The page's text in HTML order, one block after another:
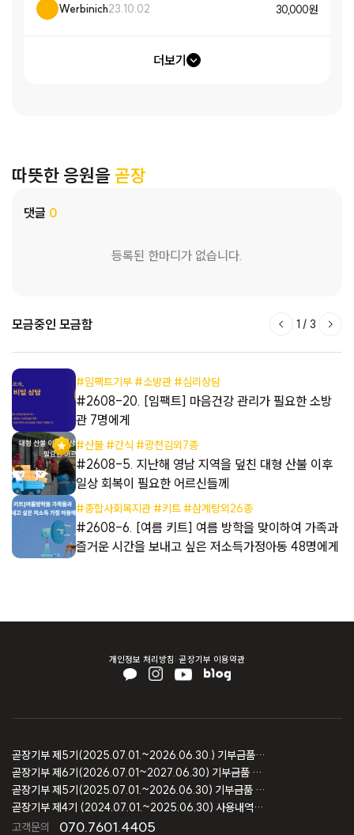
Werbinich23.10.02 30,000 원
더보기
따뜻한 응원을 곧장
댓글 0
등록된 한마디가 없습니다.
모금중인 모금함 1 / 3
#임팩트기부 #소방관 #심리상담
#2608-20. [임팩트] 마음건강 관리가 필요한 소방
관 7명에게
#산불 #간식 #광천김외7종
#2608-5. 지난해 영남 지역을 덮친 대형 산불 이후
일상 회복이 필요한 어르신들께
#종합사회복지관 #키트 #삼계탕외26종
#2608-6. [여름 키트] 여름 방학을 맞이하여 가족과
즐거운 시간을 보내고 싶은 저소득가정아동 48명에게
개인정보 처리방침 곧장기부 이용약관
고객문의 070.7601.4405
곧장기부 제5기(2025.07.01.~2026.06.30.) 기부금품 모집결과 보고
곧장기부 제6기(2026.07.01~2027.06.30) 기부금품 모집등록 보고
곧장기부 제5기(2025.07.01.~2026.06.30) 기부금품 모집등록 보고
곧장기부 제4기 (2024.07.01.~2025.06.30) 사용내역 및 회계감사 보고